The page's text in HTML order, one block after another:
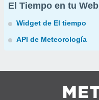
El Tiempo en tu Web
Widget de El tiempo
API de Meteorología